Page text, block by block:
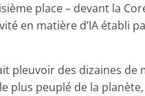
place – devant la
en matière d’IA établi
pleuvoir des dizaines
plus peuplé de la